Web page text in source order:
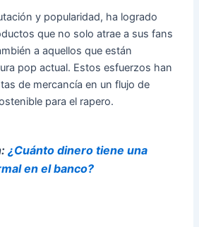
y popularidad, ha logrado
que no solo atrae a sus fans
a aquellos que están
pop actual. Estos esfuerzos han
de mercancía en un flujo de
para el rapero.
¿Cuánto dinero tiene una
en el banco?